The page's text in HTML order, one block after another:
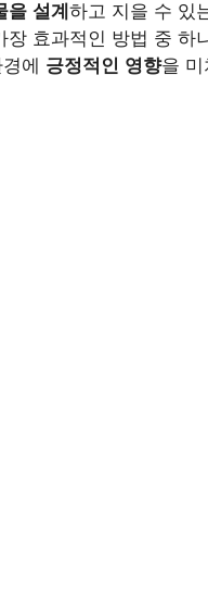
설계 하고 지을 수 있
장 효과적인 방법 중 하
에 긍정적인 영향을 미